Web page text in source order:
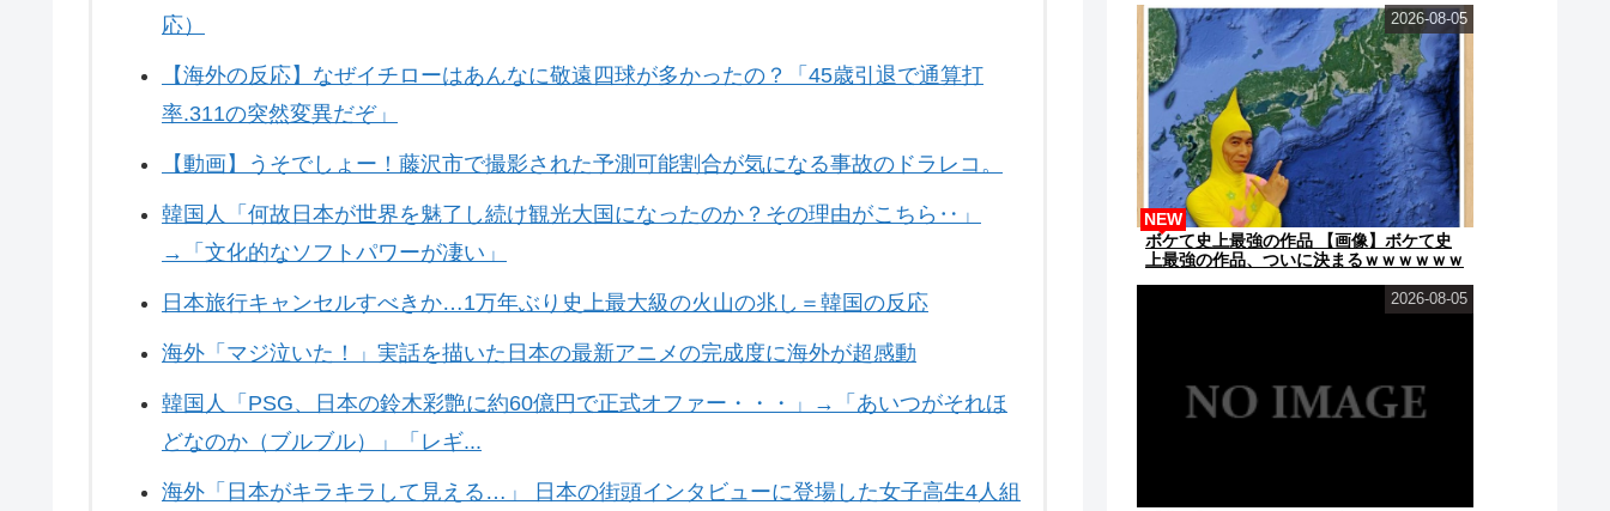
応）
【海外の反応】なぜイチローはあんなに敬遠四球が多かったの？「45歳引退で通算打
率.311の突然変異だぞ」
【動画】うそでしょー！藤沢市で撮影された予測可能割合が気になる事故のドラレコ。
韓国人「何故日本が世界を魅了し続け観光大国になったのか？その理由がこちら‥」
→「文化的なソフトパワーが凄い」
日本旅行キャンセルすべきか…1万年ぶり史上最大級の火山の兆し＝韓国の反応
海外「マジ泣いた！」実話を描いた日本の最新アニメの完成度に海外が超感動
韓国人「PSG、日本の鈴木彩艶に約60億円で正式オファー・・・」→「あいつがそれほ
どなのか（ブルブル）」「レギ...
海外「日本がキラキラして見える…」 日本の街頭インタビューに登場した女子高生4人組
ボケて史上最強の作品 【画像】ボケて史
上最強の作品、ついに決まるｗｗｗｗｗｗ
NEW
2026-08-05
2026-08-05